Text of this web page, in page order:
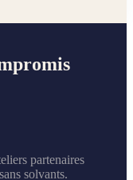
partenaires
solvants.